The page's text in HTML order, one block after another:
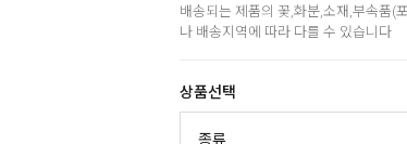
배송되는 제품의 꽃,화분,소재,부속품(
나 배송지역에 따라 다를 수 있습니다
상품선택